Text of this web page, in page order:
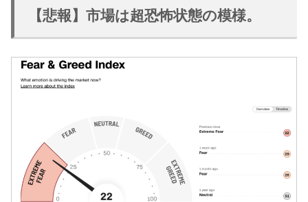
【悲報】市場は超恐怖状態の模様。